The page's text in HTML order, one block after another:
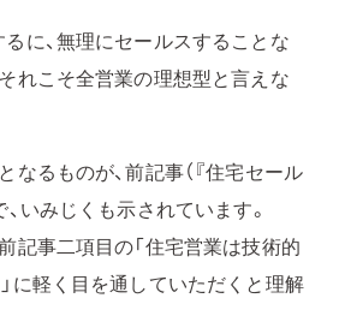
に、無理にセールスすることな
れこそ全営業の理想型と言えな
なるものが、前記事（『住宅セール
、いみじくも示されています。
記事二項目の「住宅営業は技術的
に軽く目を通していただくと理解